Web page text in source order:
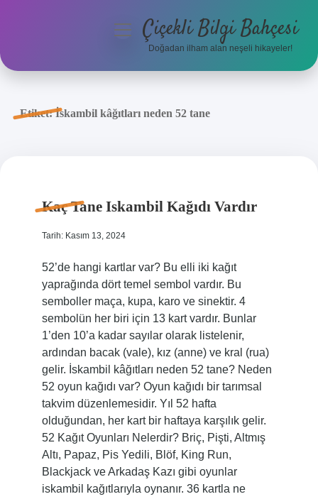
Anasayfa
menüyüÇiçekli Bilgi Bahçesi
Doğadan ilham alan neşeli hikayeler!
Etiket:İskambil kâğıtları neden 52 tane
Kaç Tane Iskambil Kağıdı Vardır
Tarih: Kasım 13, 2024
52’de hangi kartlar var? Bu elli iki kağıt
yaprağında dört temel sembol vardır. Bu
semboller maça, kupa, karo ve sinektir. 4
sembolün her biri için 13 kart vardır. Bunlar
1’den 10’a kadar sayılar olarak listelenir,
ardından bacak (vale), kız (anne) ve kral (rua)
gelir. İskambil kâğıtları neden 52 tane? Neden
52 oyun kağıdı var? Oyun kağıdı bir tarımsal
takvim düzenlemesidir. Yıl 52 hafta
olduğundan, her kart bir haftaya karşılık gelir.
52 Kağıt Oyunları Nelerdir? Briç, Pişti, Altmış
Altı, Papaz, Pis Yedili, Blöf, King Run,
Blackjack ve Arkadaş Kazı gibi oyunlar
iskambil kağıtlarıyla oynanır. 36 kartla ne